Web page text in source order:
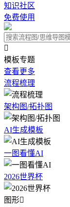
知识社区
免费使用

模板专题
查看更多
流程梳理
架构图/拓扑图
AI生成模板
一图看懂AI
2026世界杯
图形